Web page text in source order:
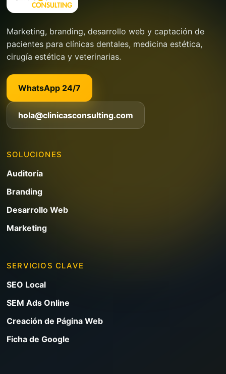
Marketing, branding, desarrollo web y captación de
pacientes para clínicas dentales, medicina estética,
cirugía estética y veterinarias.
WhatsApp 24/7
hola@clinicasconsulting.com
SOLUCIONES
Auditoría
Branding
Desarrollo Web
Marketing
SERVICIOS CLAVE
SEO Local
SEM Ads Online
Creación de Página Web
Ficha de Google